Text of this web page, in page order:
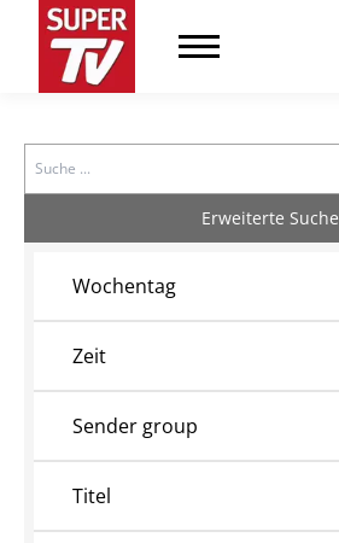
Search
Erweiterte Suche
Wochentag
Zeit
Sender group
Titel